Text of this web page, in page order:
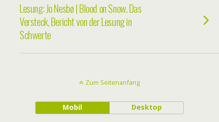
Lesung: Jo Nesbø | Blood on Snow. Das
Versteck, Bericht von der Lesung in
Schwerte
Zum Seitenanfang
Mobil Desktop